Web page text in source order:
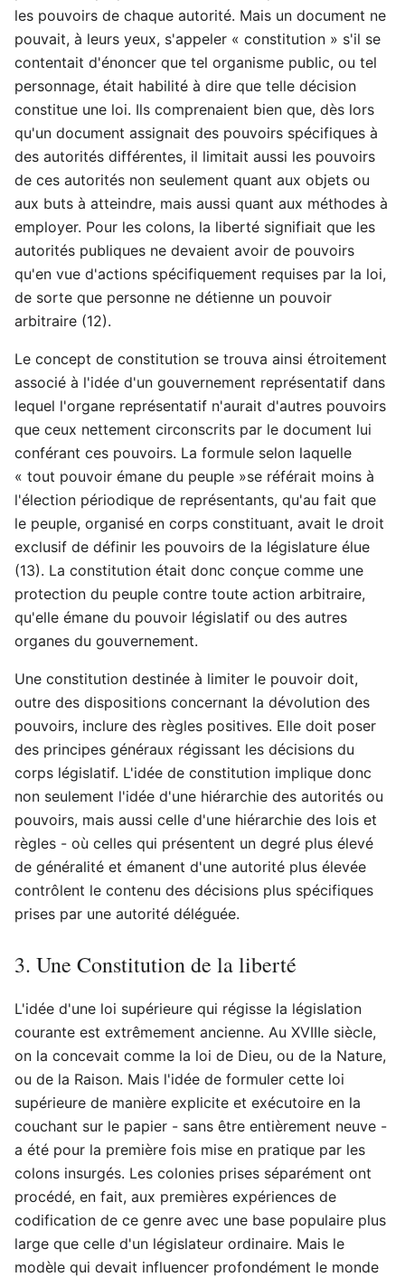
les pouvoirs de chaque autorité. Mais un document ne
pouvait, à leurs yeux, s'appeler « constitution » s'il se
contentait d'énoncer que tel organisme public, ou tel
personnage, était habilité à dire que telle décision
constitue une loi. Ils comprenaient bien que, dès lors
qu'un document assignait des pouvoirs spécifiques à
des autorités différentes, il limitait aussi les pouvoirs
de ces autorités non seulement quant aux objets ou
aux buts à atteindre, mais aussi quant aux méthodes à
employer. Pour les colons, la liberté signifiait que les
autorités publiques ne devaient avoir de pouvoirs
qu'en vue d'actions spécifiquement requises par la loi,
de sorte que personne ne détienne un pouvoir
arbitraire (12).
Le concept de constitution se trouva ainsi étroitement
associé à l'idée d'un gouvernement représentatif dans
lequel l'organe représentatif n'aurait d'autres pouvoirs
que ceux nettement circonscrits par le document lui
conférant ces pouvoirs. La formule selon laquelle
« tout pouvoir émane du peuple »se référait moins à
l'élection périodique de représentants, qu'au fait que
le peuple, organisé en corps constituant, avait le droit
exclusif de définir les pouvoirs de la législature élue
(13). La constitution était donc conçue comme une
protection du peuple contre toute action arbitraire,
qu'elle émane du pouvoir législatif ou des autres
organes du gouvernement.
Une constitution destinée à limiter le pouvoir doit,
outre des dispositions concernant la dévolution des
pouvoirs, inclure des règles positives. Elle doit poser
des principes généraux régissant les décisions du
corps législatif. L'idée de constitution implique donc
non seulement l'idée d'une hiérarchie des autorités ou
pouvoirs, mais aussi celle d'une hiérarchie des lois et
règles - où celles qui présentent un degré plus élevé
de généralité et émanent d'une autorité plus élevée
contrôlent le contenu des décisions plus spécifiques
prises par une autorité déléguée.
3. Une Constitution de la liberté
L'idée d'une loi supérieure qui régisse la législation
courante est extrêmement ancienne. Au XVIIIe siècle,
on la concevait comme la loi de Dieu, ou de la Nature,
ou de la Raison. Mais l'idée de formuler cette loi
supérieure de manière explicite et exécutoire en la
couchant sur le papier - sans être entièrement neuve -
a été pour la première fois mise en pratique par les
colons insurgés. Les colonies prises séparément ont
procédé, en fait, aux premières expériences de
codification de ce genre avec une base populaire plus
large que celle d'un législateur ordinaire. Mais le
modèle qui devait influencer profondément le monde